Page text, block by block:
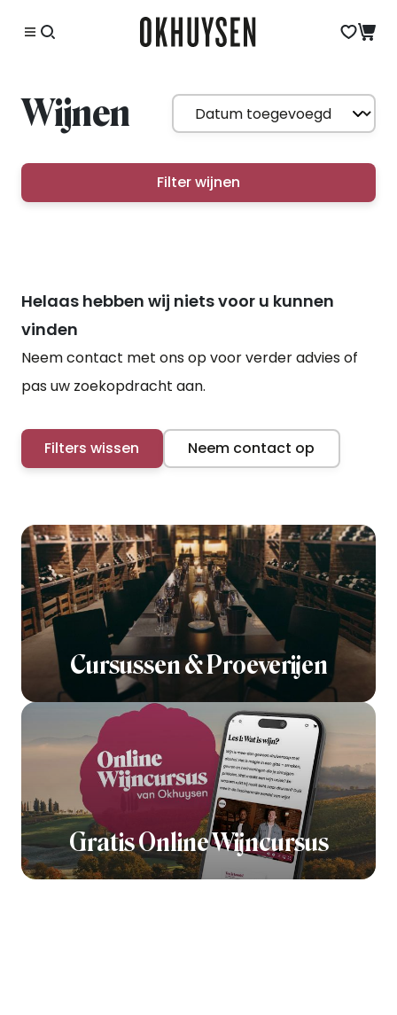
Wijnen
Filter wijnen
Helaas hebben wij niets voor u kunnen
vinden
Neem contact met ons op voor verder advies of
pas uw zoekopdracht aan.
Filters wissen Neem contact op
Cursussen & Proeverijen
Gratis Online Wijncursus